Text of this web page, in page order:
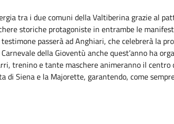
tra i due comuni della Valtiberina grazie al
storiche protagoniste in entrambe le
passerà ad Anghiari, che celebrerà la
della Gioventù anche quest’anno ha
trenino e tante maschere animeranno il
di Siena e la Majorette, garantendo, come